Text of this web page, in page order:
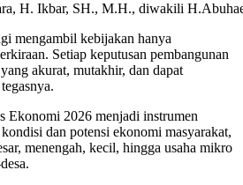
H. Ikbar, SH., M.H., diwakili
mengambil kebijakan hanya
Setiap keputusan pembangunan
akurat, mutakhir, dan dapat
Ekonomi 2026 menjadi instrumen
dan potensi ekonomi masyarakat,
menengah, kecil, hingga usaha mikro